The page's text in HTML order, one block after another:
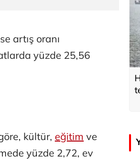
artış oranı
yüzde 25,56
kültür, eğitim ve
yüzde 2,72, ev